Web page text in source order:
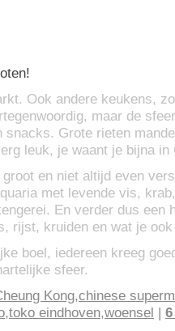
Ook andere keukens,
maar de
Grote rieten
leuk, je waant je bijna in
en niet altijd even
met levende vis,
En verder dus een
rijst, kruiden en wat je
boel, iedereen kreeg
sfeer.
Kong,chinese
,toko eindhoven,woensel | 6